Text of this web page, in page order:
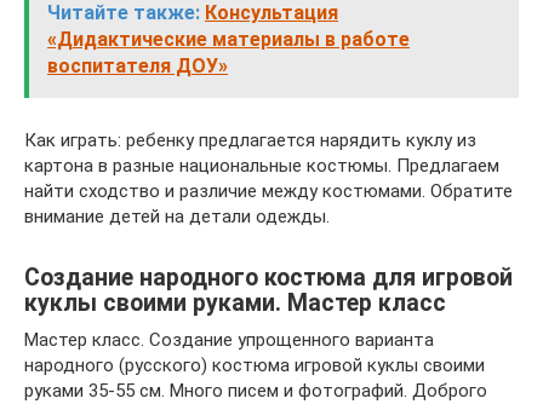
Читайте также: Консультация
«Дидактические материалы в работе
воспитателя ДОУ»
Как играть: ребенку предлагается нарядить куклу из
картона в разные национальные костюмы. Предлагаем
найти сходство и различие между костюмами. Обратите
внимание детей на детали одежды.
Создание народного костюма для игровой
куклы своими руками. Мастер класс
Мастер класс. Создание упрощенного варианта
народного (русского) костюма игровой куклы своими
руками 35-55 см. Много писем и фотографий. Доброго